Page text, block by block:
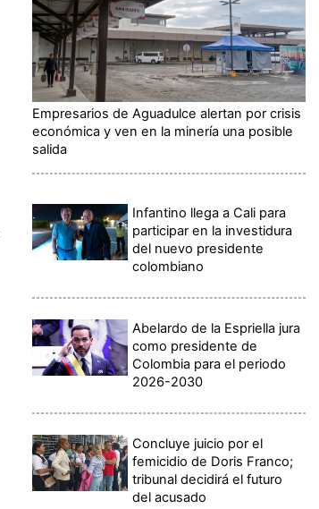
Empresarios de Aguadulce alertan por crisis
económica y ven en la minería una posible
salida
Infantino llega a Cali para
participar en la investidura
del nuevo presidente
colombiano
Abelardo de la Espriella jura
como presidente de
Colombia para el periodo
2026-2030
Concluye juicio por el
femicidio de Doris Franco;
tribunal decidirá el futuro
del acusado